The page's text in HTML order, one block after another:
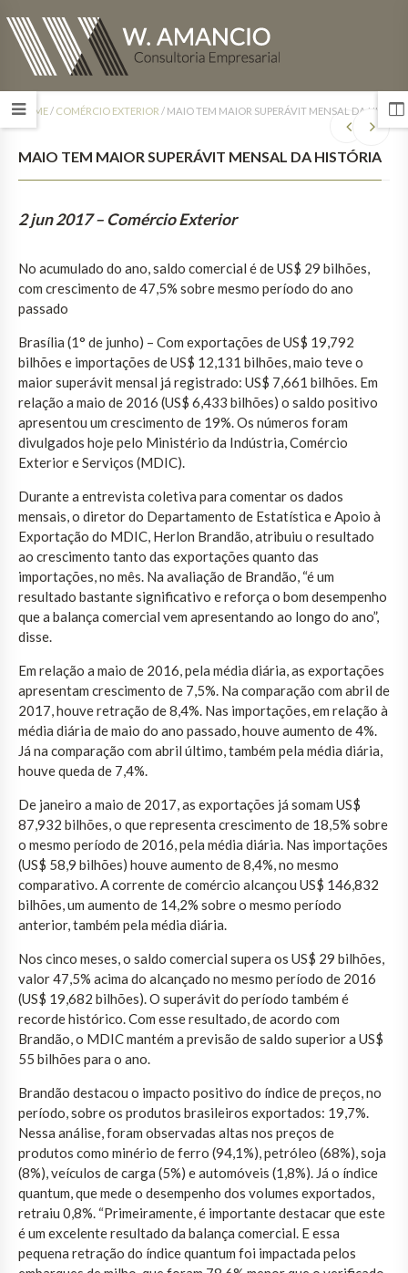
HOME/ COMÉRCIO EXTERIOR / MAIO TEM MAIOR SUPERÁVIT MENSAL DA
MAIO TEM MAIOR SUPERÁVIT MENSAL DA HISTÓRIA
2 jun 2017 – Comércio Exterior
No acumulado do ano, saldo comercial é de US$ 29 bilhões,
com crescimento de 47,5% sobre mesmo período do ano
passado
Brasília (1° de junho) – Com exportações de US$ 19,792
bilhões e importações de US$ 12,131 bilhões, maio teve o
maior superávit mensal já registrado: US$ 7,661 bilhões. Em
relação a maio de 2016 (US$ 6,433 bilhões) o saldo positivo
apresentou um crescimento de 19%. Os números foram
divulgados hoje pelo Ministério da Indústria, Comércio
Exterior e Serviços (MDIC).
Durante a entrevista coletiva para comentar os dados
mensais, o diretor do Departamento de Estatística e Apoio à
Exportação do MDIC, Herlon Brandão, atribuiu o resultado
ao crescimento tanto das exportações quanto das
importações, no mês. Na avaliação de Brandão, “é um
resultado bastante significativo e reforça o bom desempenho
que a balança comercial vem apresentando ao longo do ano”,
disse.
Em relação a maio de 2016, pela média diária, as exportações
apresentam crescimento de 7,5%. Na comparação com abril de
2017, houve retração de 8,4%. Nas importações, em relação à
média diária de maio do ano passado, houve aumento de 4%.
Já na comparação com abril último, também pela média diária,
houve queda de 7,4%.
De janeiro a maio de 2017, as exportações já somam US$
87,932 bilhões, o que representa crescimento de 18,5% sobre
o mesmo período de 2016, pela média diária. Nas importações
(US$ 58,9 bilhões) houve aumento de 8,4%, no mesmo
comparativo. A corrente de comércio alcançou US$ 146,832
bilhões, um aumento de 14,2% sobre o mesmo período
anterior, também pela média diária.
Nos cinco meses, o saldo comercial supera os US$ 29 bilhões,
valor 47,5% acima do alcançado no mesmo período de 2016
(US$ 19,682 bilhões). O superávit do período também é
recorde histórico. Com esse resultado, de acordo com
Brandão, o MDIC mantém a previsão de saldo superior a US$
55 bilhões para o ano.
Brandão destacou o impacto positivo do índice de preços, no
período, sobre os produtos brasileiros exportados: 19,7%.
Nessa análise, foram observadas altas nos preços de
produtos como minério de ferro (94,1%), petróleo (68%), soja
(8%), veículos de carga (5%) e automóveis (1,8%). Já o índice
quantum, que mede o desempenho dos volumes exportados,
retraiu 0,8%. “Primeiramente, é importante destacar que este
é um excelente resultado da balança comercial. E essa
pequena retração do índice quantum foi impactada pelos